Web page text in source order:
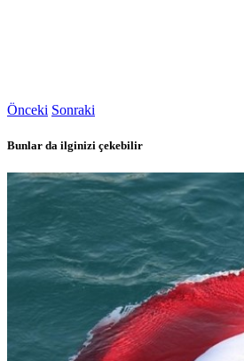
Önceki Sonraki
Bunlar da ilginizi çekebilir